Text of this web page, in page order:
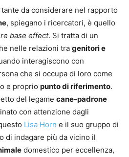
da considerare nel rapporto
, spiegano i ricercatori, è quello
base effect. Si tratta di un
nelle relazioni tra genitori e
interagiscono con
che si occupa di loro come
e proprio punto di riferimento.
del legame cane-padrone
con attenzione dagli
Lisa Horn e il suo gruppo di
di indagare più da vicino il
domestico per eccellenza,